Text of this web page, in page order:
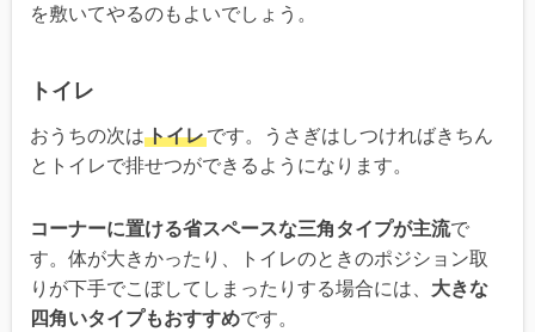
を敷いてやるのもよいでしょう。
トイレ
おうちの次はトイレです。うさぎはしつければきちん
とトイレで排せつができるようになります。
コーナーに置ける省スペースな三角タイプが主流で
す。体が大きかったり、トイレのときのポジション取
りが下手でこぼしてしまったりする場合には、 大きな
四角いタイプもおすすめです。